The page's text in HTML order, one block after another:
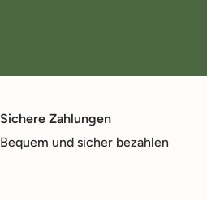
Sichere Zahlungen
Bequem und sicher bezahlen